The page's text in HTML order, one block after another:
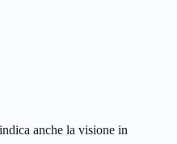
anche la visione in